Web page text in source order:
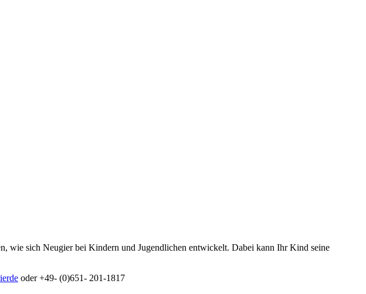
wie sich Neugier bei Kindern und Jugendlichen entwickelt. Dabei kann Ihr Kind seine
de oder +49- (0)651- 201-1817